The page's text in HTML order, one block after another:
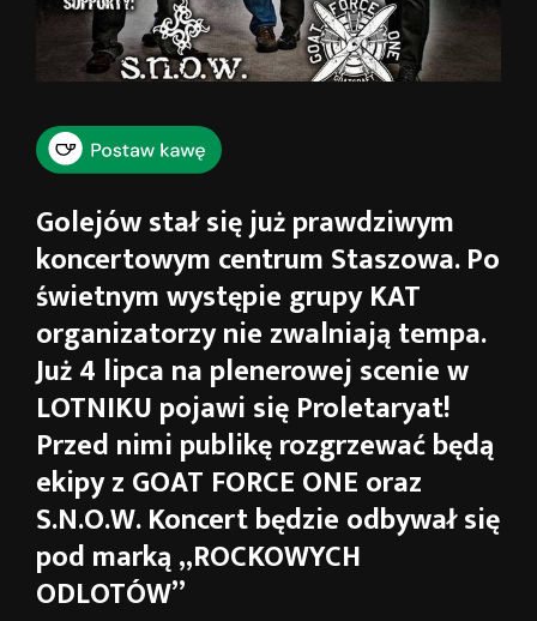
Golejów stał się już prawdziwym
koncertowym centrum Staszowa. Po
świetnym występie grupy KAT
organizatorzy nie zwalniają tempa.
Już 4 lipca na plenerowej scenie w
LOTNIKU pojawi się Proletaryat!
Przed nimi publikę rozgrzewać będą
ekipy z GOAT FORCE ONE oraz
S.N.O.W. Koncert będzie odbywał się
pod marką „ROCKOWYCH
ODLOTÓW”